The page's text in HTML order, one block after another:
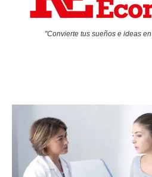
"Convierte tus sueños e ideas